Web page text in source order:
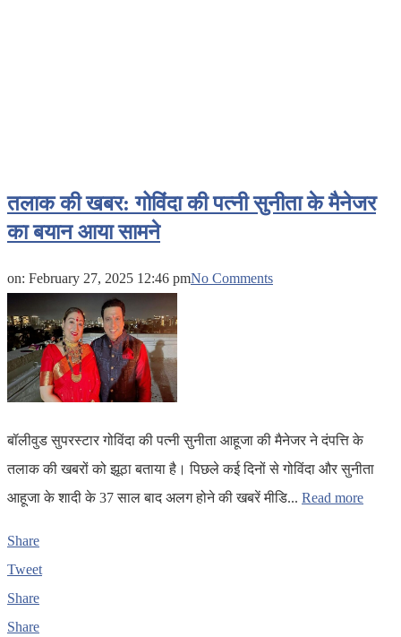
तलाक की खबर: गोविंदा की पत्नी सुनीता के मैनेजर
का बयान आया सामने
on: February 27, 2025 12:46 pmNo Comments
बॉलीवुड सुपरस्टार गोविंदा की पत्नी सुनीता आहूजा की मैनेजर ने दंपत्ति के
तलाक की खबरों को झूठा बताया है। पिछले कई दिनों से गोविंदा और सुनीता
आहूजा के शादी के 37 साल बाद अलग होने की खबरें मीडि... Read more
Share
Tweet
Share
Share